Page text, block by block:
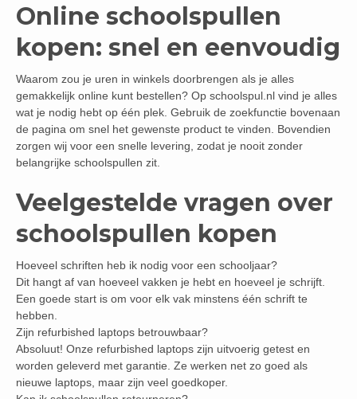
Online schoolspullen
kopen: snel en eenvoudig
Waarom zou je uren in winkels doorbrengen als je alles
gemakkelijk online kunt bestellen? Op schoolspul.nl vind je alles
wat je nodig hebt op één plek. Gebruik de zoekfunctie bovenaan
de pagina om snel het gewenste product te vinden. Bovendien
zorgen wij voor een snelle levering, zodat je nooit zonder
belangrijke schoolspullen zit.
Veelgestelde vragen over
schoolspullen kopen
Hoeveel schriften heb ik nodig voor een schooljaar?
Dit hangt af van hoeveel vakken je hebt en hoeveel je schrijft.
Een goede start is om voor elk vak minstens één schrift te
hebben.
Zijn refurbished laptops betrouwbaar?
Absoluut! Onze refurbished laptops zijn uitvoerig getest en
worden geleverd met garantie. Ze werken net zo goed als
nieuwe laptops, maar zijn veel goedkoper.